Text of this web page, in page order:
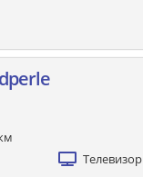
Телевизор